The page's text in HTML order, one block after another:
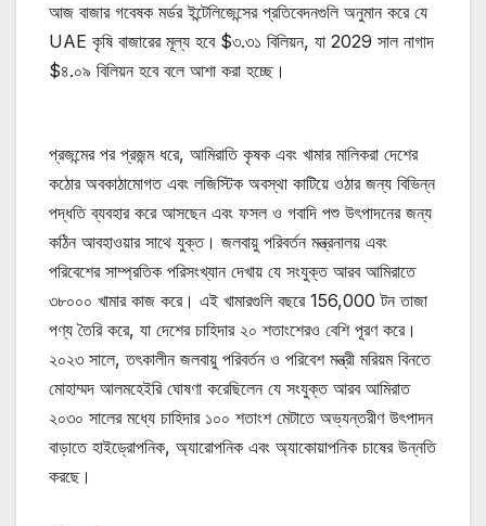
আজ বাজার গবেষক মর্ডর ইন্টেলিজেন্সের প্রতিবেদনগুলি অনুমান করে যে
UAE কৃষি বাজারের মূল্য হবে $৩.৩১ বিলিয়ন, যা 2029 সাল নাগাদ
$৪.০৯ বিলিয়ন হবে বলে আশা করা হচ্ছে।
প্রজন্মের পর প্রজন্ম ধরে, আমিরাতি কৃষক এবং খামার মালিকরা দেশের
কঠোর অবকাঠামোগত এবং লজিস্টিক অবস্থা কাটিয়ে ওঠার জন্য বিভিন্ন
পদ্ধতি ব্যবহার করে আসছেন এবং ফসল ও গবাদি পশু উৎপাদনের জন্য
কঠিন আবহাওয়ার সাথে যুক্ত। জলবায়ু পরিবর্তন মন্ত্রনালয় এবং
পরিবেশের সাম্প্রতিক পরিসংখ্যান দেখায় যে সংযুক্ত আরব আমিরাতে
৩৮০০০ খামার কাজ করে। এই খামারগুলি বছরে 156,000 টন তাজা
পণ্য তৈরি করে, যা দেশের চাহিদার ২০ শতাংশেরও বেশি পূরণ করে।
২০২৩ সালে, তৎকালীন জলবায়ু পরিবর্তন ও পরিবেশ মন্ত্রী মরিয়ম বিনতে
মোহাম্মদ আলমহেইরি ঘোষণা করেছিলেন যে সংযুক্ত আরব আমিরাত
২০৩০ সালের মধ্যে চাহিদার ১০০ শতাংশ মেটাতে অভ্যন্তরীণ উৎপাদন
বাড়াতে হাইড্রোপনিক, অ্যারোপনিক এবং অ্যাকোয়াপনিক চাষের উন্নতি
করছে।